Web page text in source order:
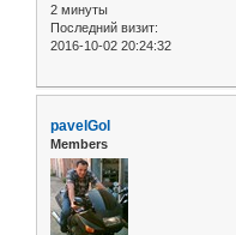
2 минуты
Последний визит:
2016-10-02 20:24:32
pavelGol
Members